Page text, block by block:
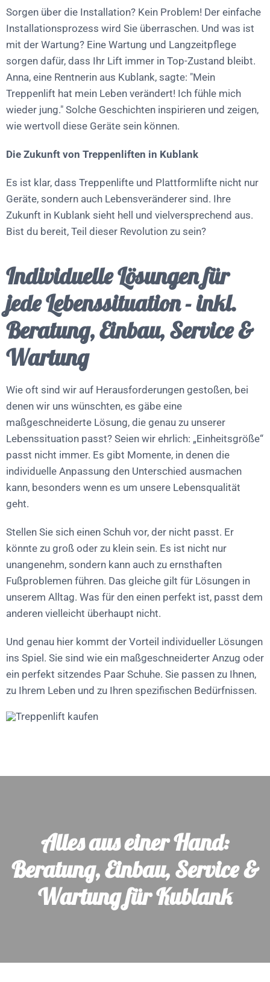
Sorgen über die Installation? Kein Problem! Der einfache
Installationsprozess wird Sie überraschen. Und was ist
mit der Wartung? Eine Wartung und Langzeitpflege
sorgen dafür, dass Ihr Lift immer in Top-Zustand bleibt.
Anna, eine Rentnerin aus Kublank, sagte: "Mein
Treppenlift hat mein Leben verändert! Ich fühle mich
wieder jung." Solche Geschichten inspirieren und zeigen,
wie wertvoll diese Geräte sein können.
Die Zukunft von Treppenliften in Kublank
Es ist klar, dass Treppenlifte und Plattformlifte nicht nur
Geräte, sondern auch Lebensveränderer sind. Ihre
Zukunft in Kublank sieht hell und vielversprechend aus.
Bist du bereit, Teil dieser Revolution zu sein?
Individuelle Lösungen für
jede Lebenssituation - inkl.
Beratung, Einbau, Service &
Wartung
Wie oft sind wir auf Herausforderungen gestoßen, bei
denen wir uns wünschten, es gäbe eine
maßgeschneiderte Lösung, die genau zu unserer
Lebenssituation passt? Seien wir ehrlich: „Einheitsgröße“
passt nicht immer. Es gibt Momente, in denen die
individuelle Anpassung den Unterschied ausmachen
kann, besonders wenn es um unsere Lebensqualität
geht.
Stellen Sie sich einen Schuh vor, der nicht passt. Er
könnte zu groß oder zu klein sein. Es ist nicht nur
unangenehm, sondern kann auch zu ernsthaften
Fußproblemen führen. Das gleiche gilt für Lösungen in
unserem Alltag. Was für den einen perfekt ist, passt dem
anderen vielleicht überhaupt nicht.
Und genau hier kommt der Vorteil individueller Lösungen
ins Spiel. Sie sind wie ein maßgeschneiderter Anzug oder
ein perfekt sitzendes Paar Schuhe. Sie passen zu Ihnen,
zu Ihrem Leben und zu Ihren spezifischen Bedürfnissen.
Alles aus einer Hand:
Beratung, Einbau, Service &
Wartung für Kublank